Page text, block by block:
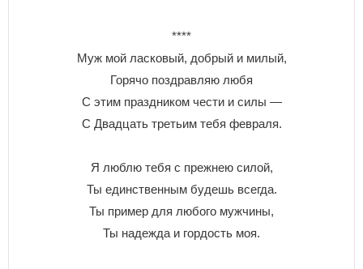
****
Муж мой ласковый, добрый и милый,
Горячо поздравляю любя
С этим праздником чести и силы —
С Двадцать третьим тебя февраля.
Я люблю тебя с прежнею силой,
Ты единственным будешь всегда.
Ты пример для любого мужчины,
Ты надежда и гордость моя.